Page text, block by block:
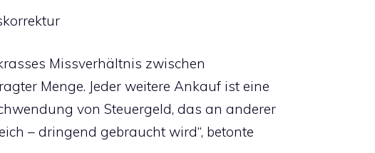
Missverhältnis zwischen
Menge. Jeder weitere Ankauf ist eine
von Steuergeld, das an anderer
– dringend gebraucht wird“, betonte